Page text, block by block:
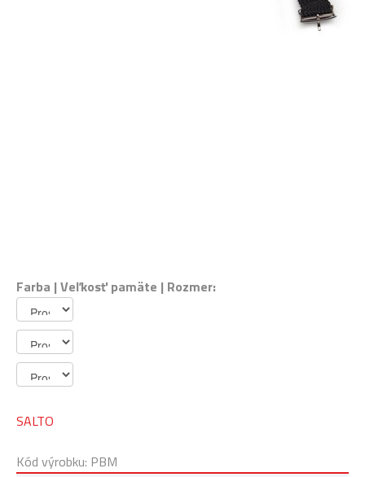
Farba | Veľkosť pamäte | Rozmer:
SALTO
Kód výrobku: PBM